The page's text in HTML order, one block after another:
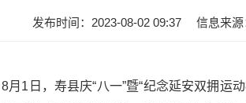
发布时间：2023-08-02 09:37 信息来
8月1日，寿县庆“八一”暨“纪念延安双拥运